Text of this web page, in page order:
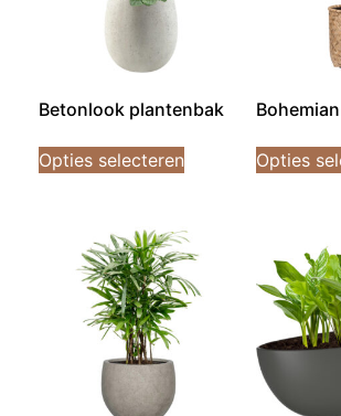
Betonlook plantenbak
Opties selecteren Opties